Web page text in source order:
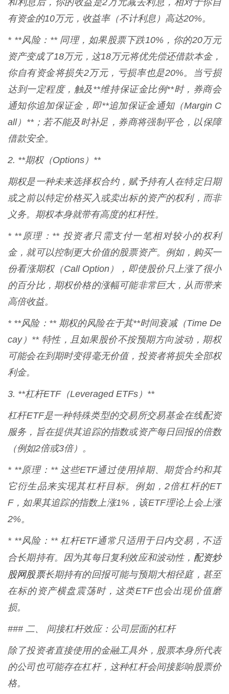
和利息后，你的收益是2万元减去利息，相对于你自
有资金的10万元，收益率（不计利息）高达20%。
* **风险：** 同理，如果股票下跌10%，你的20万元
资产变成了18万元，这18万元将优先偿还借款本金，
你自有资金将损失2万元，亏损率也是20%。当亏损
达到一定程度，触及**维持保证金比例**时，券商会
通知你追加保证金，即**追加保证金通知（Margin C
all）**；若不能及时补足，券商将强制平仓，以保障
借款安全。
2. **期权（Options）**
期权是一种未来选择权合约，赋予持有人在特定日期
或之前以特定价格买入或卖出标的资产的权利，而非
义务。期权本身就带有高度的杠杆性。
* **原理：** 投资者只需支付一笔相对较小的权利
金，就可以控制更大价值的股票资产。例如，购买一
份看涨期权（Call Option），即使股价只上涨了很小
的百分比，期权价格的涨幅可能非常巨大，从而带来
高倍收益。
* **风险：** 期权的风险在于其**时间衰减（Time De
cay）** 特性，且如果股价不按预期方向波动，期权
可能会在到期时变得毫无价值，投资者将损失全部权
利金。
3. **杠杆ETF（Leveraged ETFs）**
杠杆ETF是一种特殊类型的交易所交易基金在线配资
服务，旨在提供其追踪的指数或资产每日回报的倍数
（例如2倍或3倍）。
* **原理：** 这些ETF通过使用掉期、期货合约和其
它衍生品来实现其杠杆目标。例如，2倍杠杆的ET
F，如果其追踪的指数上涨1%，该ETF理论上会上涨
2%。
* **风险：** 杠杆ETF通常只适用于日内交易，不适
合长期持有。因为其每日复利效应和波动性， 配资炒
股网股票长期持有的回报可能与预期大相径庭，甚至
在标的资产横盘震荡时，这类ETF也会出现价值磨
损。
### 二、 间接杠杆效应：公司层面的杠杆
除了投资者直接使用的金融工具外，股票本身所代表
的公司也可能存在杠杆，这种杠杆会间接影响股票价
格。